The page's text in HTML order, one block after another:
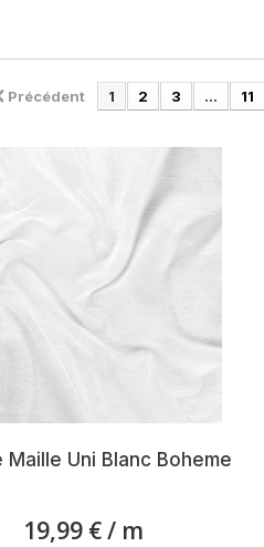
Précédent 1 2 3 ... 11
Maille Uni Blanc Boheme
19,99 €/ m